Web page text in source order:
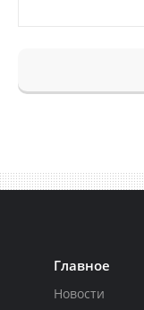
Главное
Новости